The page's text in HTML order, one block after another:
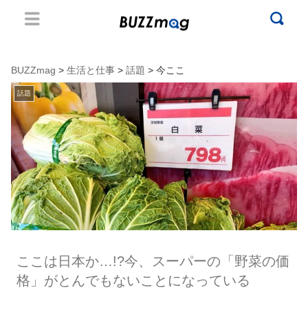
BUZZmag > 生活と仕事 > 話題 > 今ここ
話題
ここは日本か…!?今、スーパーの「野菜の価
格」がとんでもないことになっている